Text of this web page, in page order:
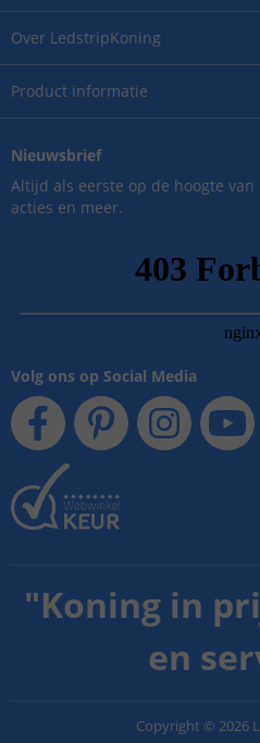
Over LedstripKoning
Product informatie
Nieuwsbrief
Altijd als eerste op de hoogte
acties en meer.
Volg ons op Social Media
"Koning in
en
Copyright © 2026